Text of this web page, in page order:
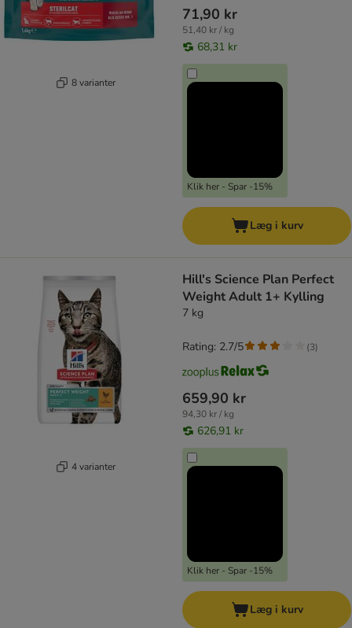
8 varianter
71,90 kr
51,40 kr / kg
68,31 kr
Klik her - Spar -15%
Læg i kurv
4 varianter
Hill's Science Plan Perfect
Weight Adult 1+ Kylling
7 kg
659,90 kr
94,30 kr / kg
626,91 kr
Klik her - Spar -15%
Rating: 2.7/5 (3)
Læg i kurv